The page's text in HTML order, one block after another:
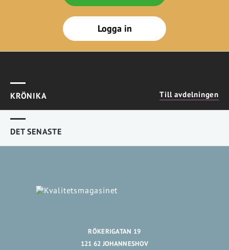
Logga in
KRÖNIKA Till avdelningen
DET SENASTE
RÖKERIGATAN 19
121 62 JOHANNESHOV